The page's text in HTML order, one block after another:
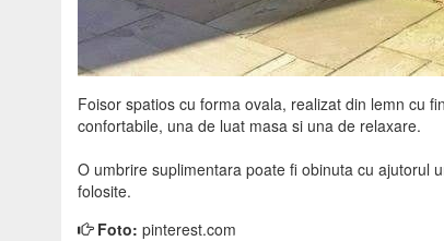
Foisor spatios cu forma ovala, realizat din lemn cu
confortabile, una de luat masa si una de relaxare.
O umbrire suplimentara poate fi obinuta cu ajutorul
folosite.
Foto: pinterest.com